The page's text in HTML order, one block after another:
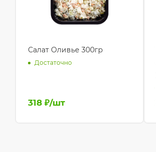
Салат Оливье 300гр
Достаточно
318 ₽/шт